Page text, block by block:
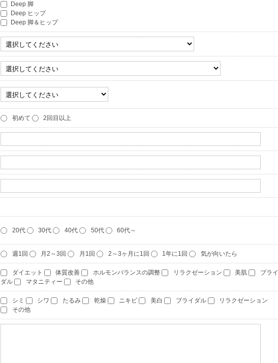
Deep 脚
Deep ヒップ
Deep 脚＆ヒップ
初めて 2回目以上
20代 30代 40代 50代 60代～
週1回 月2～3回 月1回 2～3ヶ月に1回 1年に1回 気が向いたら
ダイエット 体質改善 ホルモンバランスの調整 リラクゼーション 美肌
ブライ
ダル
マタニティー その他
シミ シワ たるみ 乾燥 ニキビ 美白 ブライダル
リラクゼーション
その他